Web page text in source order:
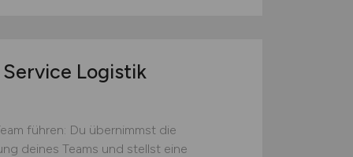
Logistik
führen: Du übernimmst die
deines Teams und stellst eine